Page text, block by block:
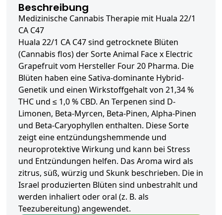
Beschreibung
Medizinische Cannabis Therapie mit Huala 22/1
CA C47
Huala 22/1 CA C47 sind getrocknete Blüten
(Cannabis flos) der Sorte Animal Face x Electric
Grapefruit vom Hersteller Four 20 Pharma. Die
Blüten haben eine Sativa-dominante Hybrid-
Genetik und einen Wirkstoffgehalt von 21,34 %
THC und ≤ 1,0 % CBD. An Terpenen sind D-
Limonen, Beta-Myrcen, Beta-Pinen, Alpha-Pinen
und Beta-Caryophyllen enthalten. Diese Sorte
zeigt eine entzündungshemmende und
neuroprotektive Wirkung und kann bei Stress
und Entzündungen helfen. Das Aroma wird als
zitrus, süß, würzig und Skunk beschrieben. Die in
Israel produzierten Blüten sind unbestrahlt und
werden inhaliert oder oral (z. B. als
Teezubereitung) angewendet.